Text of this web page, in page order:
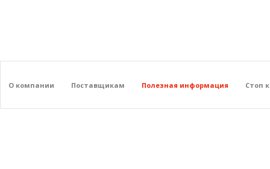
О компании Поставщикам Полезная информация Стоп